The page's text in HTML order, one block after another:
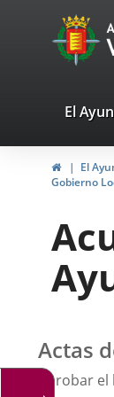
Portal
Web
de
El
InicioEl
Gobierno
Actas
Aprobar